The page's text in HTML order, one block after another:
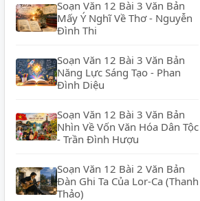
Soạn Văn 12 Bài 3 Văn Bản
Mấy Ý Nghĩ Về Thơ - Nguyễn
Đình Thi
Soạn Văn 12 Bài 3 Văn Bản
Năng Lực Sáng Tạo - Phan
Đình Diệu
Soạn Văn 12 Bài 3 Văn Bản
Nhìn Về Vốn Văn Hóa Dân Tộc
- Trần Đình Hượu
Soạn Văn 12 Bài 2 Văn Bản
Đàn Ghi Ta Của Lor-Ca (Thanh
Thảo)